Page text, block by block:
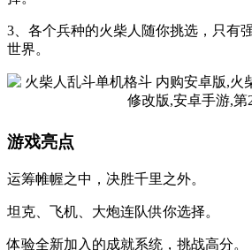
3、各个兵种的火柴人随你挑选，只有
世界。
游戏亮点
运筹帷幄之中，决胜千里之外。
坦克、飞机、大炮连队供你选择。
体验全新加入的成就系统，挑战高分。